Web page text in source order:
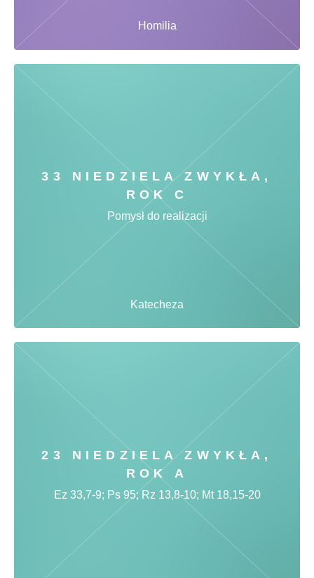
Homilia
33 NIEDZIELA ZWYKŁA,
ROK C
Katecheza
Pomysł do realizacji
23 NIEDZIELA ZWYKŁA,
ROK A
Ez 33,7-9; Ps 95; Rz 13,8-10; Mt 18,15-20